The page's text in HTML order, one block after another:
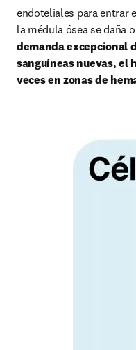
endoteliales para entrar
la médula ósea se daña o
demanda excepcional
sanguíneas nuevas, el
veces en zonas de